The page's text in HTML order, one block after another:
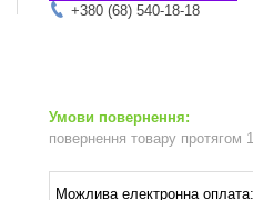
+380 (68) 540-18-18
повернення товару протягом